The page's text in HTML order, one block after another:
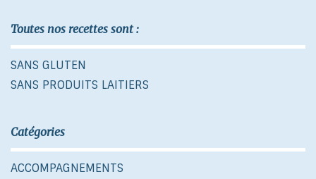
Toutes nos recettes sont :
SANS GLUTEN
SANS PRODUITS LAITIERS
Catégories
ACCOMPAGNEMENTS